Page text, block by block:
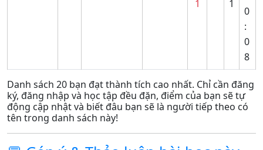
1 1
0
:
0
8
Danh sách 20 bạn đạt thành tích cao nhất. Chỉ cần đăng
ký, đăng nhập và học tập đều đặn, điểm của bạn sẽ tự
động cập nhật và biết đâu bạn sẽ là người tiếp theo có
tên trong danh sách này!